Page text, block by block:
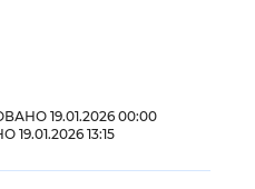
19.01.2026 00:00
13:15